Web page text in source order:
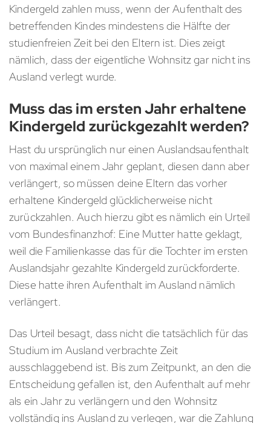
Kindergeld zahlen muss, wenn der Aufenthalt des
betreffenden Kindes mindestens die Hälfte der
studienfreien Zeit bei den Eltern ist. Dies zeigt
nämlich, dass der eigentliche Wohnsitz gar nicht ins
Ausland verlegt wurde.
Muss das im ersten Jahr erhaltene
Kindergeld zurückgezahlt werden?
Hast du ursprünglich nur einen Auslandsaufenthalt
von maximal einem Jahr geplant, diesen dann aber
verlängert, so müssen deine Eltern das vorher
erhaltene Kindergeld glücklicherweise nicht
zurückzahlen. Auch hierzu gibt es nämlich ein Urteil
vom Bundesfinanzhof: Eine Mutter hatte geklagt,
weil die Familienkasse das für die Tochter im ersten
Auslandsjahr gezahlte Kindergeld zurückforderte.
Diese hatte ihren Aufenthalt im Ausland nämlich
verlängert.
Das Urteil besagt, dass nicht die tatsächlich für das
Studium im Ausland verbrachte Zeit
ausschlaggebend ist. Bis zum Zeitpunkt, an den die
Entscheidung gefallen ist, den Aufenthalt auf mehr
als ein Jahr zu verlängern und den Wohnsitz
vollständig ins Ausland zu verlegen, war die Zahlung